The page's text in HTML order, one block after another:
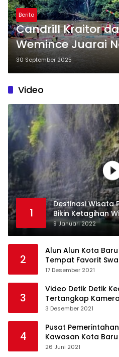
Berita
Candrill Kraitor
Wemince Juarai
Paddle 8000
Panglima TNI
30 September 2025
Video
1
Destinasi Wisata
Bikin Ketagihan
9 Januari 2022
2
Alun Alun Kota
Tempat Favorit
17 Desember 2021
3
Video Detik Detik
Tertangkap
3 Desember 2021
4
Pusat
Kawasan Kota
26 Juni 2021